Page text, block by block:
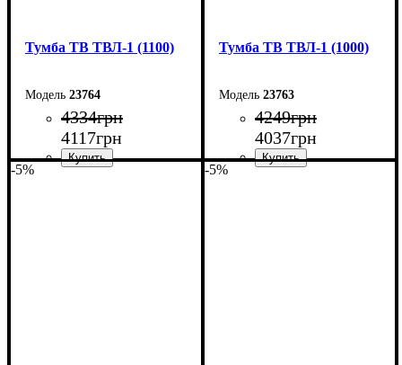
Тумба ТВ ТВЛ-1 (1100)
23764
4334грн
4117грн
Тумба ТВ ТВЛ-1 (1000)
23763
4249грн
4037грн
-5% -5%